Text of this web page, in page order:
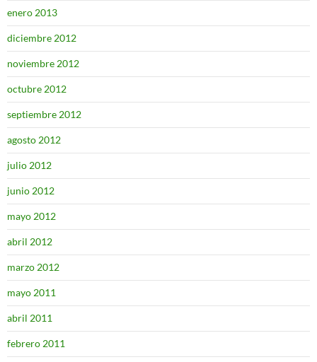
enero 2013
diciembre 2012
noviembre 2012
octubre 2012
septiembre 2012
agosto 2012
julio 2012
junio 2012
mayo 2012
abril 2012
marzo 2012
mayo 2011
abril 2011
febrero 2011